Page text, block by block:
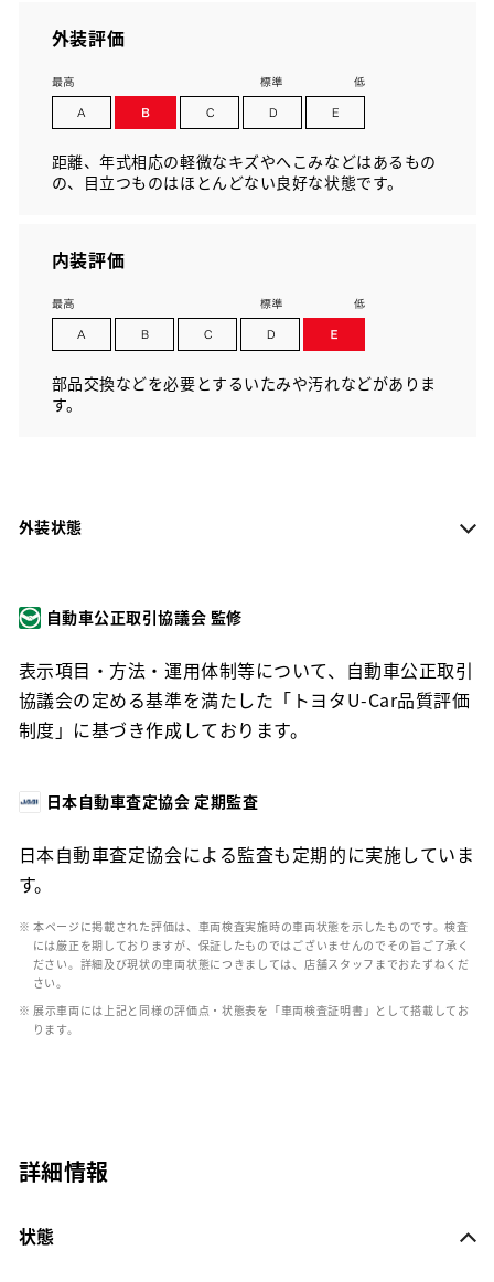
外装評価
距離、年式相応の軽微なキズやへこみなどはあるもの
の、目立つものはほとんどない良好な状態です。
内装評価
部品交換などを必要とするいたみや汚れなどがありま
す。
外装状態
自動車公正取引協議会 監修
表示項目・方法・運用体制等について、自動車公正取引
協議会の定める基準を満たした「トヨタU-Car品質評価
制度」に基づき作成しております。
日本自動車査定協会 定期監査
日本自動車査定協会による監査も定期的に実施していま
す。
※ 本ページに掲載された評価は、車両検査実施時の車両状態を示したものです。検査
には厳正を期しておりますが、保証したものではございませんのでその旨ご了承く
ださい。詳細及び現状の車両状態につきましては、店舗スタッフまでおたずねくだ
さい。
※ 展示車両には上記と同様の評価点・状態表を「車両検査証明書」として搭載してお
ります。
詳細情報
状態